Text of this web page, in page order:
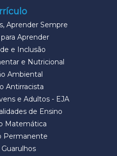
Aprender Sempre
Aprender
e Inclusão
e Nutricional
Ambiental
Antirracista
e Adultos - EJA
de Ensino
Matemática
Permanente
Guarulhos